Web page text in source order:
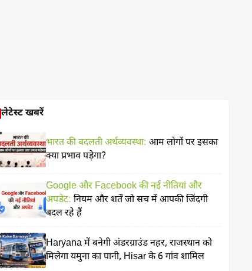
लेटेस्ट खबरें
भारत की बदलती अर्थव्यवस्था: आम लोगों पर इसका
क्या प्रभाव पड़ेगा?
Google और Facebook की नई नीतियां और
अपडेट: नियम और शर्तें जो सच में आपकी जिंदगी
बदल रहे हैं
Haryana में बनेगी अंडरग्राउंड नहर, राजस्थान को
मिलेगा यमुना का पानी, Hisar के 6 गांव शामिल